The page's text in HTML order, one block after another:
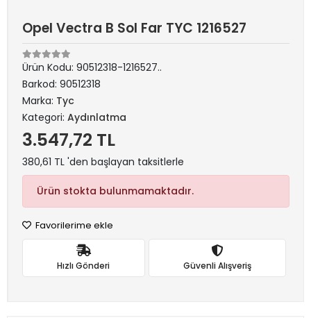
Opel Vectra B Sol Far TYC 1216527
Ürün Kodu: 90512318-1216527..
Barkod: 90512318
Marka: Tyc
Kategori: Aydınlatma
3.547,72 TL
380,61 TL 'den başlayan taksitlerle
Ürün stokta bulunmamaktadır.
Favorilerime ekle
Hızlı Gönderi Güvenli Alışveriş